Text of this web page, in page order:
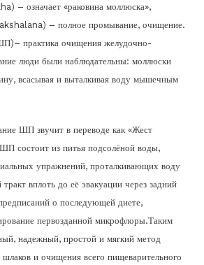
– означает «раковина моллюска»,
– полное промывание, очищение.
практика очищения желудочно-
люди были наблюдательны: моллюски
всасывая и выталкивая воду мышечным
ШП звучит в переводе как «Жест
состоит из питья подсолёной воды,
упражнений, проталкивающих воду
вплоть до её эвакуации через задний
о последующей диете,
первозданной микрофлоры.Таким
надежный, простой и мягкий метод
и очищения всего пищеварительного